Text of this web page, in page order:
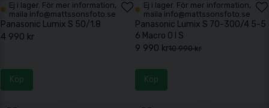
Ej i lager. För mer information,
maila info@mattssonsfoto.se
Panasonic Lumix S 50/1.8
4 990 kr
Köp
Ej i lager. För mer information,
maila info@mattssonsfoto.se
Panasonic Lumix S 70-300/4 5-5
6 Macro O I S
10 990 kr
9 990 kr
Köp